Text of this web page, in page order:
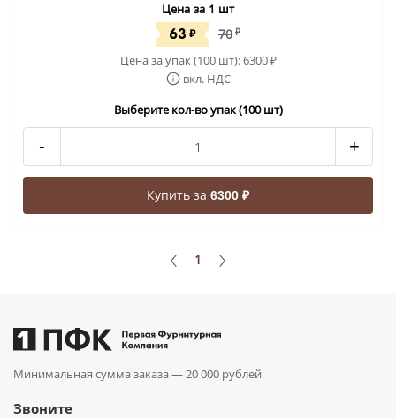
Цена за 1 шт
63 ₽ 70 ₽
Цена за упак (100 шт):6300₽
вкл. НДС
Выберите кол-во упак (100 шт)
- +
Купить за 6300 ₽
1
Минимальная сумма заказа —20 000 рублей
Звоните